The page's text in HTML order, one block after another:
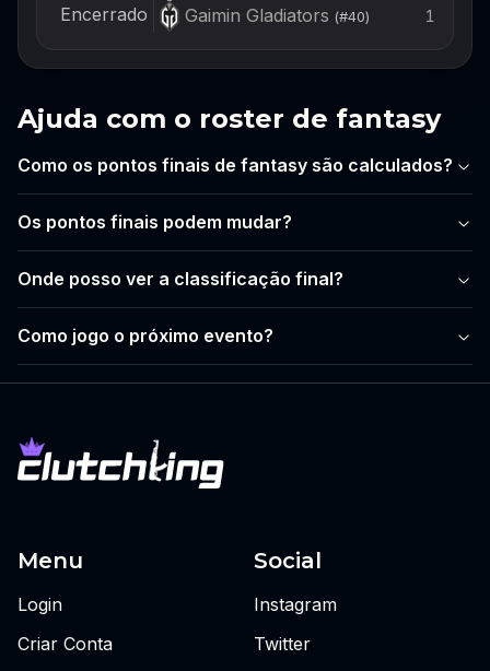
Encerrado
Gaimin Gladiators (#40) 1
Ajuda com o roster de fantasy
Como os pontos finais de fantasy são calculados?
Os pontos finais podem mudar?
Onde posso ver a classificação final?
Como jogo o próximo evento?
Menu
Login
Criar Conta
Social
Instagram
Twitter